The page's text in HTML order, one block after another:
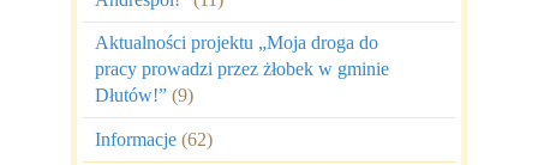
Aktualności projektu „Moja droga do
pracy prowadzi przez żłobek w gminie
Dłutów!” (9)
Informacje (62)